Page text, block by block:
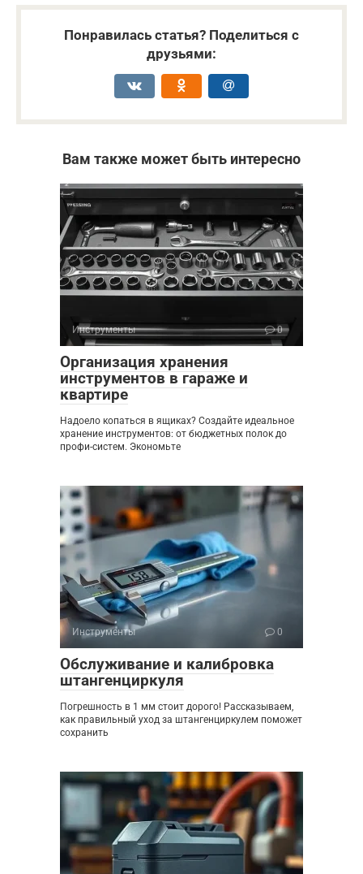
Понравилась статья? Поделиться с
друзьями:
Вам также может быть интересно
Инструменты 0
Организация хранения
инструментов в гараже и
квартире
Надоело копаться в ящиках? Создайте идеальное
хранение инструментов: от бюджетных полок до
профи-систем. Экономьте
Инструменты 0
Обслуживание и калибровка
штангенциркуля
Погрешность в 1 мм стоит дорого! Рассказываем,
как правильный уход за штангенциркулем поможет
сохранить